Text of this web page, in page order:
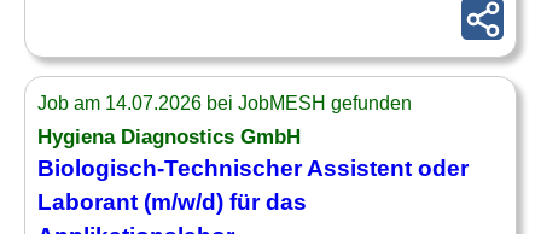
Job am 14.07.2026 bei JobMESH gefunden
Hygiena Diagnostics GmbH
Biologisch-TechnischerAssistent oder
Laborant (m/w/d) für das